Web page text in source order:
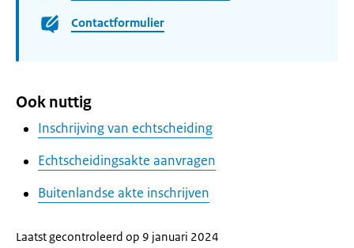
Contactformulier
Ook nuttig
Inschrijving van echtscheiding
Echtscheidingsakte aanvragen
Buitenlandse akte inschrijven
Laatst gecontroleerd op 9 januari 2024